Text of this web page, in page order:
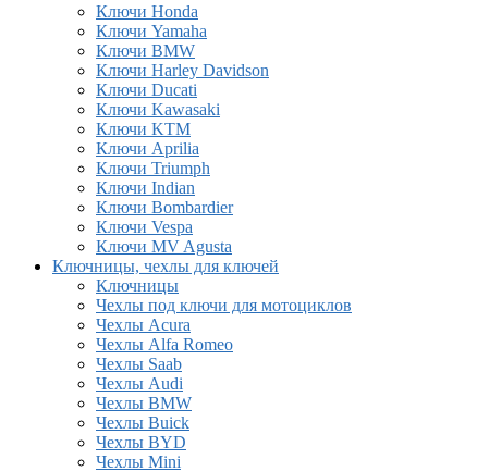
Ключи Honda
Ключи Yamaha
Ключи BMW
Ключи Harley Davidson
Ключи Ducati
Ключи Kawasaki
Ключи KTM
Ключи Aprilia
Ключи Triumph
Ключи Indian
Ключи Bombardier
Ключи Vespa
Ключи MV Agusta
Ключницы, чехлы для ключей
Ключницы
Чехлы под ключи для мотоциклов
Чехлы Acura
Чехлы Alfa Romeo
Чехлы Saab
Чехлы Audi
Чехлы BMW
Чехлы Buick
Чехлы BYD
Чехлы Mini